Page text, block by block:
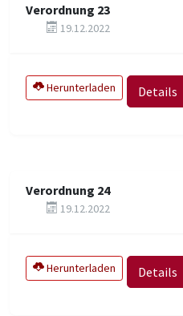
Verordnung 23
19.12.2022
Herunterladen Details
Verordnung 24
19.12.2022
Herunterladen Details